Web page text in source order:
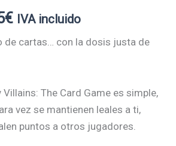
€ IVA incluido
de cartas… con la dosis justa de
Villains: The Card Game es simple,
vez se mantienen leales a ti,
puntos a otros jugadores.